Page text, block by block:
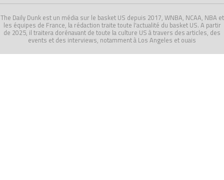
The Daily Dunk est un média sur le basket US depuis 2017, WNBA, NCAA, NBA et
les équipes de France, la rédaction traite toute l'actualité du basket US. A partir
de 2025, il traitera dorénavant de toute la culture US à travers des articles, des
events et des interviews, notamment à Los Angeles et ouais